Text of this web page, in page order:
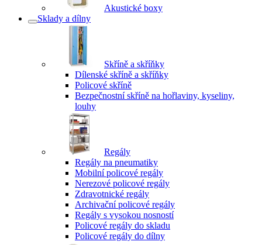
Akustické boxy
Sklady a dílny
Skříně a skříňky
Dílenské skříně a skříňky
Policové skříně
Bezpečnostní skříně na hořlaviny, kyseliny,
louhy
Regály
Regály na pneumatiky
Mobilní policové regály
Nerezové policové regály
Zdravotnické regály
Archivační policové regály
Regály s vysokou nosností
Policové regály do skladu
Policové regály do dílny